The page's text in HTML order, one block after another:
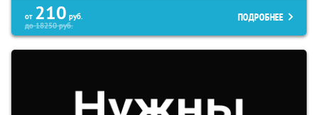
от 210 руб.
до18250руб.
ПОДРОБНЕЕ